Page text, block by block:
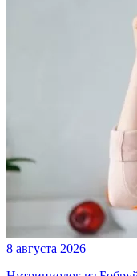
8 августа 2026